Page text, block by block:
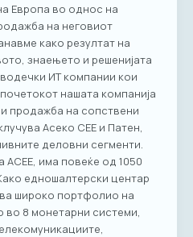
Европа во однос на
на неговиот
како резултат на
знаењето и решенијата
ИТ компании кои
нашата компанија
продажба на сопствени
Асеко СЕЕ и Патен,
деловни сегменти.
АСЕЕ, има повеќе од 1050
едношалтерски центар
широко портфолио на
во 8 монетарни системи,